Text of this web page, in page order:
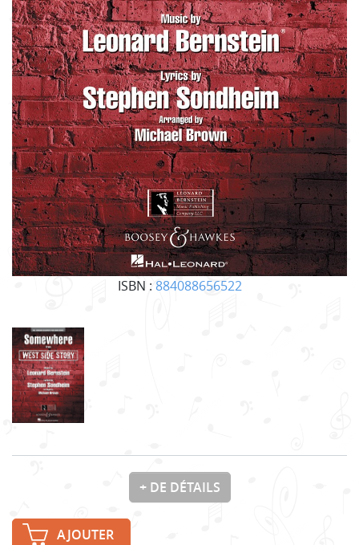
ISBN : 884088656522
+ DE DÉTAILS
AJOUTER